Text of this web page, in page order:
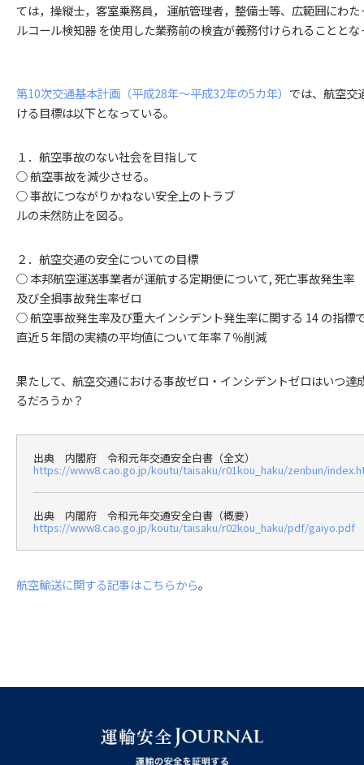
ては，操縦士，客室乗務員， 運航管理者，整備士等、広範囲にわた
ルコール検知器 を使用した業務前の検査が義務付けられることとな
第10次交通基本計画（平成28年～平成32年の5カ年） では、航空交
ける目標は以下となっている。
１．航空事故のない社会を目指して
○ 航空事故を減少させる。
○ 事故につながりかねない安全上のトラブ
ルの未然防止を図る。
２．航空交通の安全についての目標
○ 本邦航空運送事業者が運航する定期便について, 死亡事故発生率
及び全損事故発生率ゼロ
○ 航空事故発生率及び重大インシデント発生率に関する 14 の指標
直近５年間の実績の平均値について年率７％削減
果たして、航空交通における事故ゼロ・インシデントゼロはいつ達
るだろうか？
出典 内閣府 令和元年交通安全白書（全文）
https://www8.cao.go.jp/koutu/taisaku/r01kou_haku/zenbun/
出典 内閣府 令和元年交通安全白書（概要）
https://www8.cao.go.jp/koutu/taisaku/r02kou_haku/pdf/gaiyo.pdf
航空輸送に関する記事はこちらから。